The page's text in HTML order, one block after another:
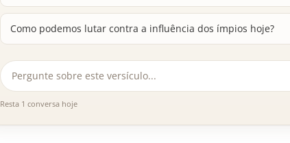
Como podemos lutar contra a influência dos ímpios hoje?
Resta 1 conversa hoje